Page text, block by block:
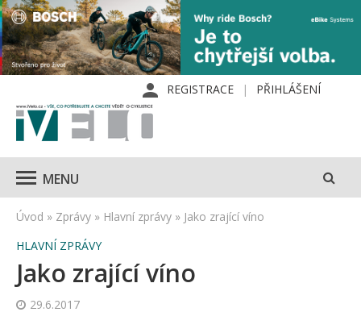
REGISTRACE PŘIHLÁŠENÍ
MENU
Úvod » Zprávy » Hlavní zprávy » Jako zrající víno
HLAVNÍ ZPRÁVY
Jako zrající víno
29.6.2017